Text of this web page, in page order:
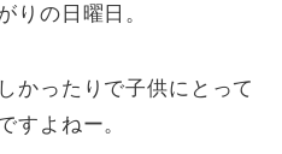
りの日曜日。
かったりで子供にとって
すよねー。